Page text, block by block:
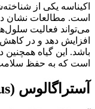
اکیناسه یکی از
است. مطالعات نشان
افزایش دهد و در
باشد. این گیاه همچنین
است که به حفظ
آستراگالوس (Astragalus membranaceus)